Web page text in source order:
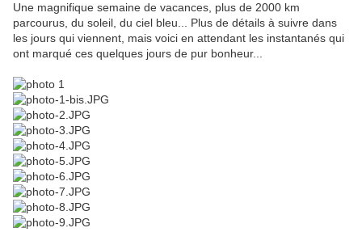
Une magnifique semaine de vacances, plus de 2000 km
parcourus, du soleil, du ciel bleu... Plus de détails à suivre dans
les jours qui viennent, mais voici en attendant les instantanés qui
ont marqué ces quelques jours de pur bonheur...